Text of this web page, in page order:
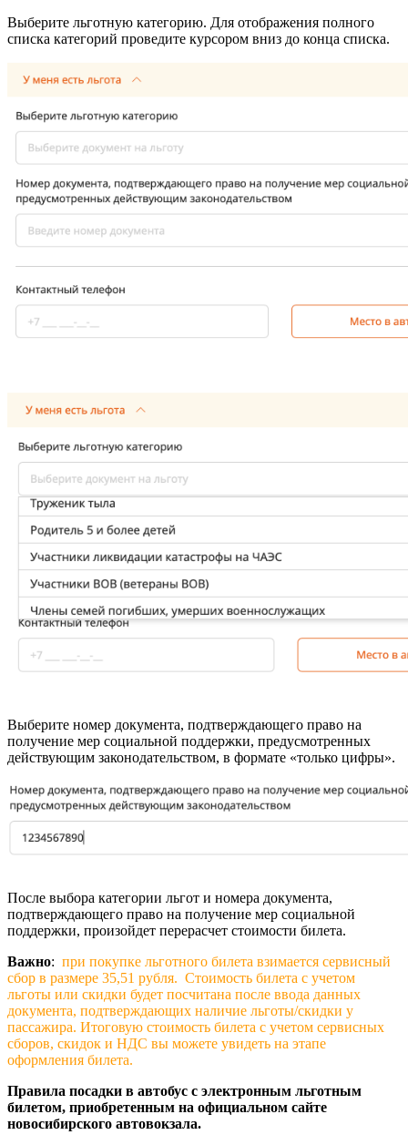
Выберите льготную категорию. Для отображения полного
списка категорий проведите курсором вниз до конца списка.
Выберите номер документа, подтверждающего право на
получение мер социальной поддержки, предусмотренных
действующим законодательством, в формате «только цифры».
После выбора категории льгот и номера документа,
подтверждающего право на получение мер социальной
поддержки, произойдет перерасчет стоимости билета.
Важно: при покупке льготного билета взимается сервисный
сбор в размере 35,51 рубля. Стоимость билета с учетом
льготы или скидки будет посчитана после ввода данных
документа, подтверждающих наличие льготы/скидки у
пассажира. Итоговую стоимость билета с учетом сервисных
сборов, скидок и НДС вы можете увидеть на этапе
оформления билета.
Правила посадки в автобус с электронным льготным
билетом, приобретенным на официальном сайте
новосибирского автовокзала.